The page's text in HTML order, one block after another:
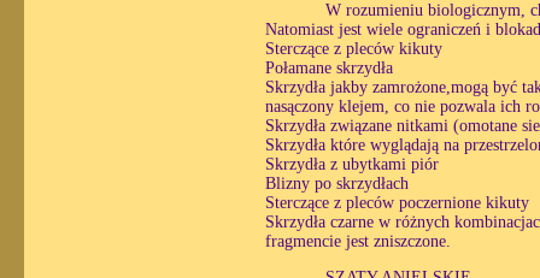
W rozumieniu biologicznym,
Natomiast jest wiele ograniczeń i
Sterczące z pleców kikuty
Połamane skrzydła
Skrzydła jakby zamrożone,mogą być
nasączony klejem, co nie pozwala ich
Skrzydła związane nitkami (omotane
Skrzydła które wyglądają na
Skrzydła z ubytkami piór
Blizny po skrzydłach
Sterczące z pleców poczernione kikuty
Skrzydła czarne w różnych
fragmencie jest zniszczone.